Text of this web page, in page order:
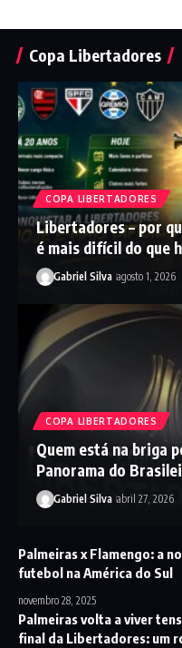
Copa Libertadores
COPA LIBERTADORES
Libertadores – por
é mais difícil do que
Gabriel Silva agosto 1, 2026
COPA LIBERTADORES
Quem está na briga
Panorama do
Gabriel Silva abril 27, 2026
Palmeiras x Flamengo: a
futebol na América do Sul
novembro 28, 2025
Palmeiras volta a viver
final da Libertadores: um